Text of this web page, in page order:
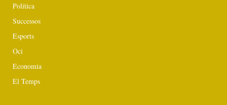
Política
Successos
Esports
Oci
Economia
El Temps